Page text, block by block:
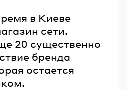
в Киеве
сети.
20 существенно
бренда
остается